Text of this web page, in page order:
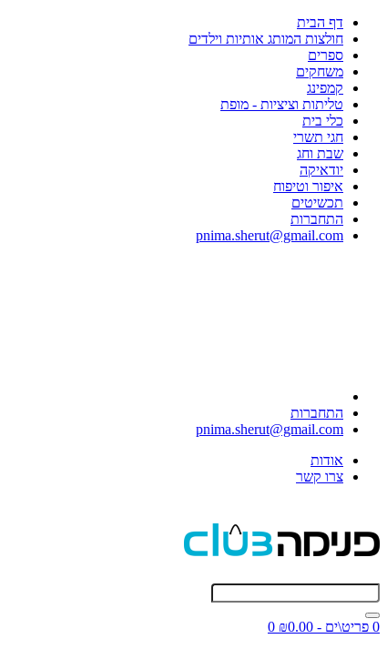
דף הבית
חולצות המותג אותיות וילדים
ספרים
משחקים
קמפינג
טליתות וציציות - מופת
כלי בית
חגי תשרי
שבת וחג
יודאיקה
איפור וטיפוח
תכשיטים
התחברות
pnima.sherut@gmail.com
התחברות
pnima.sherut@gmail.com
אודות
צרו קשר
0 פריט\ים - ₪0.00
0